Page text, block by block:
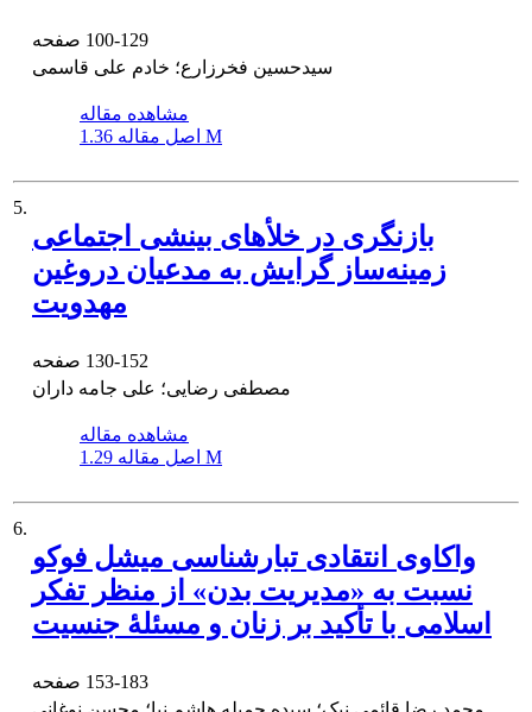
100-129
سیدحسین فخرزارع؛ خادم علی قاسمی
مشاهده مقاله
اصل مقاله 1.36 M
5.
بازنگری در خلأهای بینشی اجتماعی
زمینه‌‌ساز گرایش به مدعیان دروغین
مهدویت
130-152
مصطفی رضایی؛ علی جامه داران
مشاهده مقاله
اصل مقاله 1.29 M
6.
واکاوی انتقادی تبارشناسی میشل فوکو
نسبت به «مدیریت بدن» از منظر تفکر
اسلامی با تأکید بر زنان و مسئلۀ جنسیت
153-183